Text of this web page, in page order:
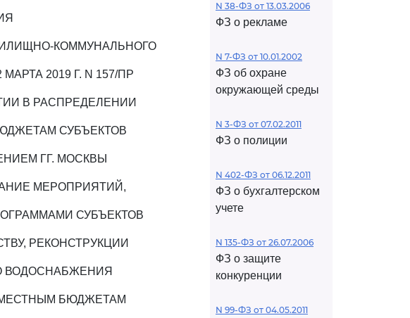
КОММУНАЛЬНОГО
2019 Г. N 157/ПР
В РАСПРЕДЕЛЕНИИ
СУБЪЕКТОВ
ГГ. МОСКВЫ
МЕРОПРИЯТИЙ,
СУБЪЕКТОВ
РЕКОНСТРУКЦИИ
ВОДОСНАБЖЕНИЯ
БЮДЖЕТАМ
N 38-ФЗ от 13.03.2006
ФЗ о рекламе
N 7-ФЗ от 10.01.2002
ФЗ об охране
окружающей среды
N 3-ФЗ от 07.02.2011
ФЗ о полиции
N 402-ФЗ от 06.12.2011
ФЗ о бухгалтерском
учете
N 135-ФЗ от 26.07.2006
ФЗ о защите
конкуренции
N 99-ФЗ от 04.05.2011